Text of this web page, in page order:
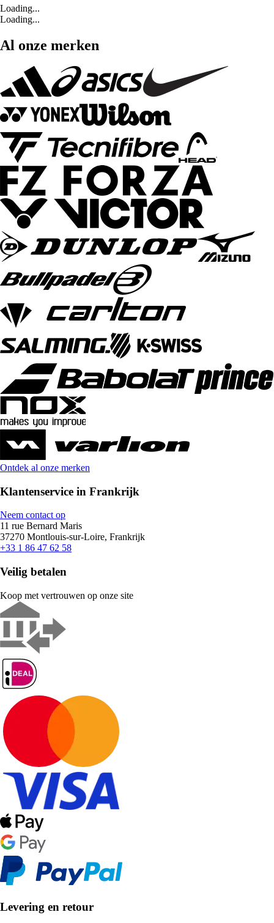
Loading...
Loading...
Al onze merken
Ontdek al onze merken
Klantenservice in Frankrijk
Neem contact op
11 rue Bernard Maris
37270 Montlouis-sur-Loire, Frankrijk
+33 1 86 47 62 58
Veilig betalen
Koop met vertrouwen op onze site
Levering en retour